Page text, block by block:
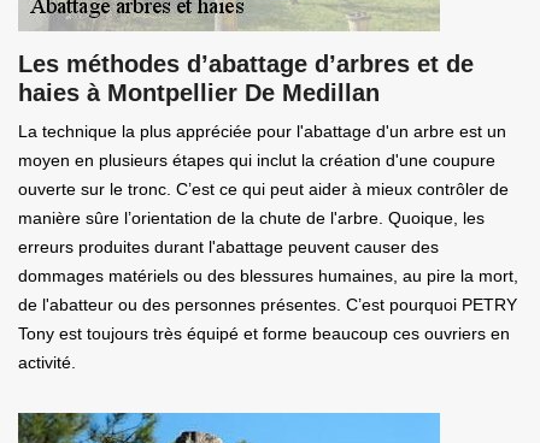
Les méthodes d’abattage d’arbres et de
haies à Montpellier De Medillan
La technique la plus appréciée pour l'abattage d'un arbre est un
moyen en plusieurs étapes qui inclut la création d'une coupure
ouverte sur le tronc. C’est ce qui peut aider à mieux contrôler de
manière sûre l’orientation de la chute de l'arbre. Quoique, les
erreurs produites durant l'abattage peuvent causer des
dommages matériels ou des blessures humaines, au pire la mort,
de l'abatteur ou des personnes présentes. C’est pourquoi PETRY
Tony est toujours très équipé et forme beaucoup ces ouvriers en
activité.